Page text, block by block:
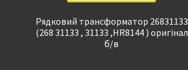
Рядковий трансформатор 26831133
(268 31133 , 31133 ,HR8144 ) оригінал
б/в